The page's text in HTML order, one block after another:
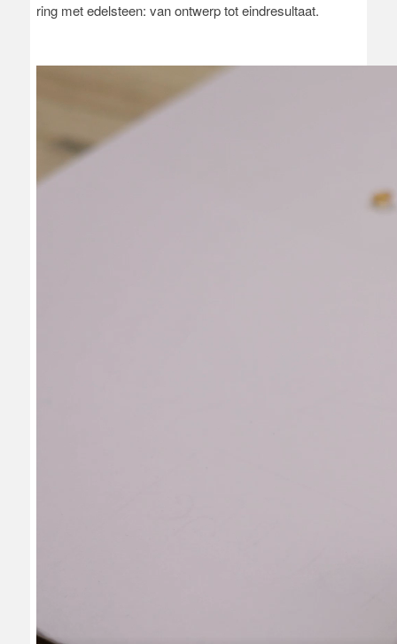
ring met edelsteen: van ontwerp tot eindresultaat.